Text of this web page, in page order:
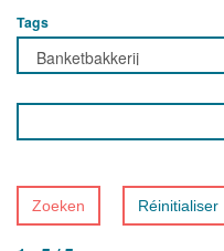
Tags
Zoeken Réinitialiser